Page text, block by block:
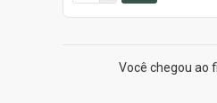
Você chegou ao